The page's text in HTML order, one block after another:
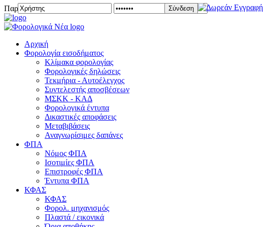
Παρασκευή 07 Αυγούστου 2026
Αρχική
Φορολογία εισοδήματος
Κλίμακα φορολογίας
Φορολογικές δηλώσεις
Τεκμήρια - Αυτοέλεγχος
Συντελεστής αποσβέσεων
ΜΣKΚ - ΚΑΔ
Φορολογικά έντυπα
Δικαστικές αποφάσεις
Μεταβιβάσεις
Αναγνωρίσιμες δαπάνες
ΦΠΑ
Νόμος ΦΠΑ
Ισοτιμίες ΦΠΑ
Επιστροφές ΦΠΑ
Έντυπα ΦΠΑ
ΚΦΑΣ
ΚΦΑΣ
Φορολ. μηχανισμός
Πλαστά / εικονικά
Σύνδεση